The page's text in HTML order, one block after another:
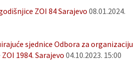
ZOI 84 Sarajevo 08.01.2024.
sjednice Odbora za organizaciju
1984. Sarajevo 04.10.2023. 15:00